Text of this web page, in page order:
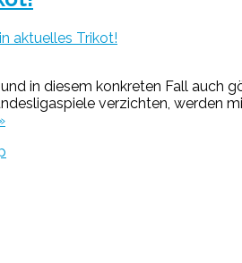
aktuelles Trikot!
in diesem konkreten Fall auch
verzichten, werden